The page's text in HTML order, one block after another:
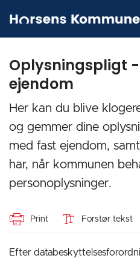
Oplysningspligt
ejendom
‎Her kan du blive
og gemmer dine
med fast ejendom,
har, når kommunen
personoplysninger.
Print Forstør tekst
Efter